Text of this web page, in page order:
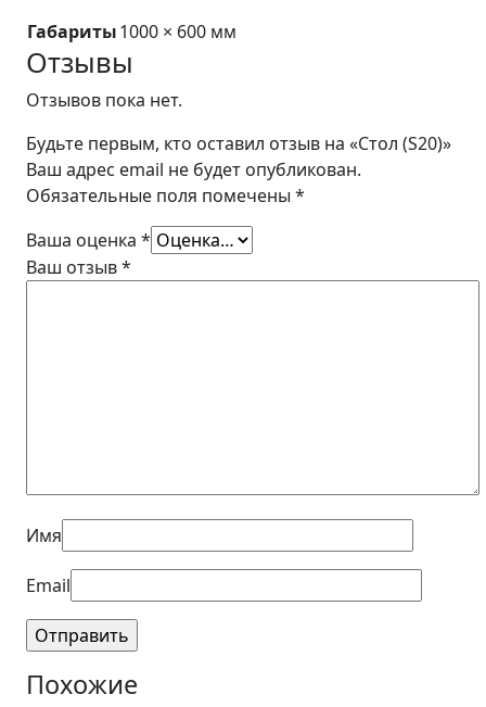
Габариты1000 × 600 мм
Отзывы
Отзывов пока нет.
Будьте первым, кто оставил отзыв на «Стол (S20)»
Ваш адрес email не будет опубликован.
Обязательные поля помечены *
Ваша оценка *
Ваш отзыв*
Имя
Email
Похожие